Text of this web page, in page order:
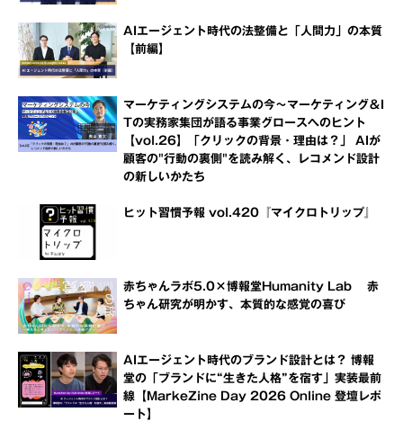
AIエージェント時代の法整備と「人間力」の本質
【前編】
マーケティングシステムの今～マーケティング＆I
Tの実務家集団が語る事業グロースへのヒント
【vol.26】「クリックの背景・理由は？」 AIが
顧客の"行動の裏側"を読み解く、レコメンド設計
の新しいかたち
ヒット習慣予報 vol.420『マイクロトリップ』
赤ちゃんラボ5.0×博報堂Humanity Lab 赤
ちゃん研究が明かす、本質的な感覚の喜び
AIエージェント時代のブランド設計とは？ 博報
堂の「ブランドに“生きた人格”を宿す」実装最前
線【MarkeZine Day 2026 Online 登壇レポ
ート】